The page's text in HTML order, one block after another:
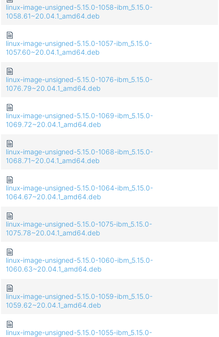
linux-image-unsigned-5.15.0-1058-ibm_5.15.0-
1058.61~20.04.1_amd64.deb
linux-image-unsigned-5.15.0-1057-ibm_5.15.0-
1057.60~20.04.1_amd64.deb
linux-image-unsigned-5.15.0-1076-ibm_5.15.0-
1076.79~20.04.1_amd64.deb
linux-image-unsigned-5.15.0-1069-ibm_5.15.0-
1069.72~20.04.1_amd64.deb
linux-image-unsigned-5.15.0-1068-ibm_5.15.0-
1068.71~20.04.1_amd64.deb
linux-image-unsigned-5.15.0-1064-ibm_5.15.0-
1064.67~20.04.1_amd64.deb
linux-image-unsigned-5.15.0-1075-ibm_5.15.0-
1075.78~20.04.1_amd64.deb
linux-image-unsigned-5.15.0-1060-ibm_5.15.0-
1060.63~20.04.1_amd64.deb
linux-image-unsigned-5.15.0-1059-ibm_5.15.0-
1059.62~20.04.1_amd64.deb
linux-image-unsigned-5.15.0-1055-ibm_5.15.0-